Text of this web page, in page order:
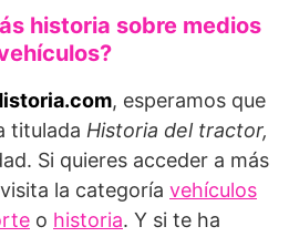
historia sobre medios
, esperamos que
titulada Historia del tractor,
Si quieres acceder a más
la categoría vehículos
o historia. Y si te ha